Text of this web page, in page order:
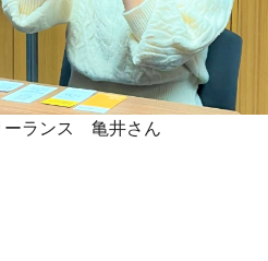
ーランス 亀井さん